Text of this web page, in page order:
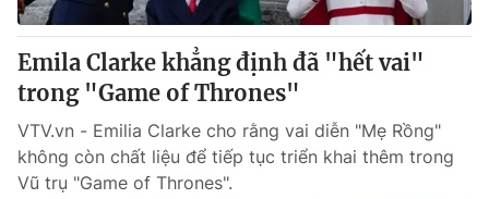
Emila Clarke khẳng định đã "hết vai"
trong "Game of Thrones"
VTV.vn - Emilia Clarke cho rằng vai diễn "Mẹ Rồng"
không còn chất liệu để tiếp tục triển khai thêm trong
Vũ trụ "Game of Thrones".